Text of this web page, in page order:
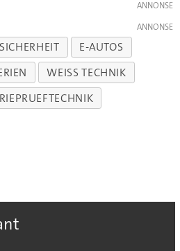
E-AUTOS
WEISS TECHNIK